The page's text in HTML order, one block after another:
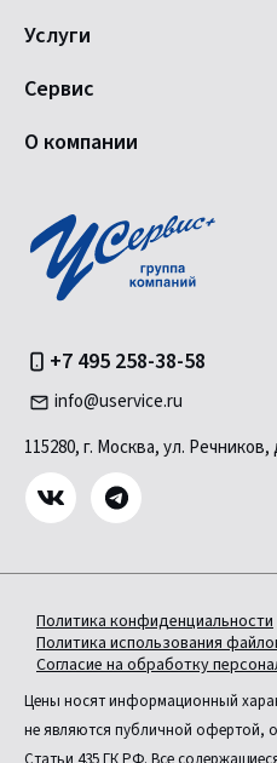
Услуги
Сервис
О компании
+7 495 258-38-58
info@uservice.ru
115280, г. Москва, ул. Речников,
Политика конфиденциальности
Политика использования
Согласие на обработку
Цены носят информационный
не являются публичной офертой,